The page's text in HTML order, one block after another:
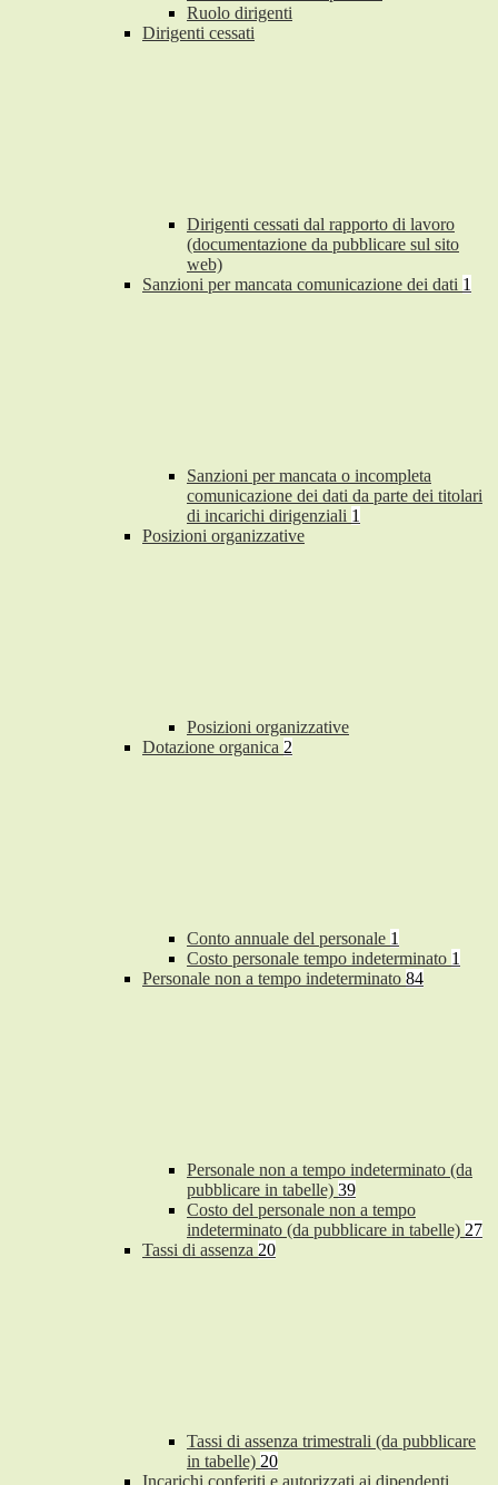
Ruolo dirigenti
Dirigenti cessati
Dirigenti cessati dal rapporto di lavoro
(documentazione da pubblicare sul sito
web)
Sanzioni per mancata comunicazione dei dati 1
Sanzioni per mancata o incompleta
comunicazione dei dati da parte dei titolari
di incarichi dirigenziali 1
Posizioni organizzative
Posizioni organizzative
Dotazione organica 2
Conto annuale del personale 1
Costo personale tempo indeterminato 1
Personale non a tempo indeterminato 84
Personale non a tempo indeterminato (da
pubblicare in tabelle) 39
Costo del personale non a tempo
indeterminato (da pubblicare in tabelle) 27
Tassi di assenza 20
Tassi di assenza trimestrali (da pubblicare
in tabelle) 20